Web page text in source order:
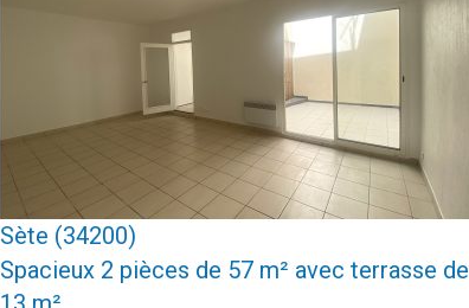
voir le bien
Sète (34200)
Spacieux 2 pièces de 57 m² avec terrasse de